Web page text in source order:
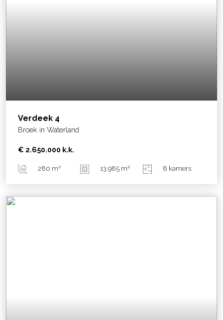
Verdeek 4
Broek in Waterland
€ 2.650.000 k.k.
280 m² 13.985 m² 8 kamers